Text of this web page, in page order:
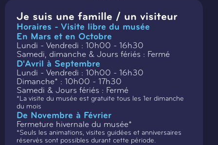
Je suis une famille / un visiteur
Horaires - Visite libre du musée
En Mars et en Octobre
Lundi - Vendredi : 10h00 - 16h30
Samedi, dimanche & Jours fériés : Fermé
D'Avril à Septembre
Lundi - Vendredi : 10h00 - 16h30
Dimanche* : 10h00 - 17h30
Samedi & Jours fériés : Fermé
*La visite du musée est gratuite tous les 1er dimanche
du mois
De Novembre à Février
Fermeture hivernale du musée*
*Seuls les animations, visites guidées et anniversaires
réservés sont possibles durant cette période.